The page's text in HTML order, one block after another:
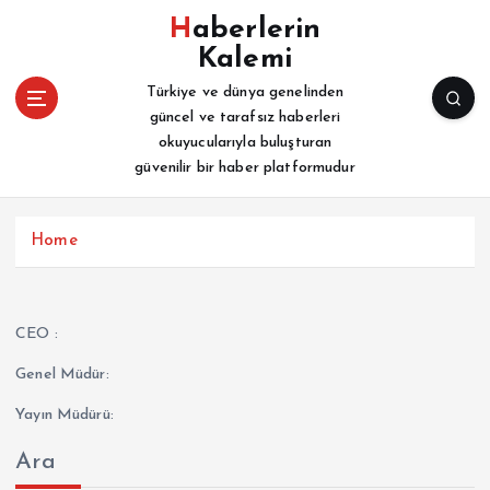
Haberlerin
Kalemi
Türkiye ve dünya genelinden
güncel ve tarafsız haberleri
okuyucularıyla buluşturan
güvenilir bir haber platformudur
Home
CEO :
Genel Müdür:
Yayın Müdürü:
Ara